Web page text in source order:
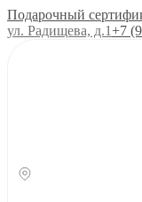
Подарочный
ул. Радищева, д.1+7